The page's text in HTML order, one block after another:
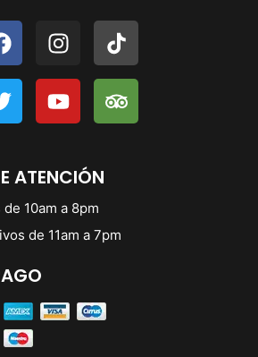
ATENCIÓN
10am a 8pm
de 11am a 7pm